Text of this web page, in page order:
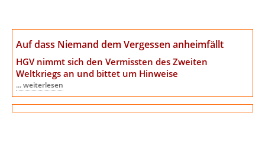
Auf dass Niemand dem Vergessen anheimfällt
HGV nimmt sich den Vermissten des Zweiten
Weltkriegs an und bittet um Hinweise
... weiterlesen